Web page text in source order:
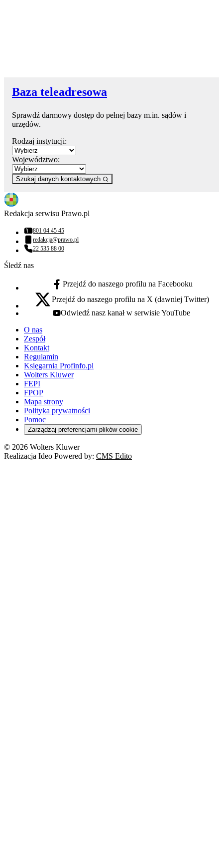
Baza teleadresowa
Sprawdź darmowy dostęp do pełnej bazy m.in. sądów i
urzędów.
Rodzaj instytucji:
Województwo:
Szukaj danych kontaktowych
Redakcja serwisu Prawo.pl
Numer telefonu:
801 04 45 45
Adres email:
redakcja@prawo.pl
Numer telefonu:
22 535 88 00
Śledź nas
facebook - otwiera się w nowej karcie
Przejdź do naszego profilu na Facebooku
x - otwiera się w nowej karcie
Przejdź do naszego profilu na X (dawniej Twitter)
youtube - otwiera się w nowej karcie
Odwiedź nasz kanał w serwisie YouTube
O nas
Zespół
Kontakt
Regulamin
Księgarnia Profinfo.pl
Wolters Kluwer
FEPI
FPOP
Mapa strony
Polityka prywatności
Pomoc
Zarządzaj preferencjami plików cookie
© 2026 Wolters Kluwer
Realizacja Ideo Powered by: CMS Edito